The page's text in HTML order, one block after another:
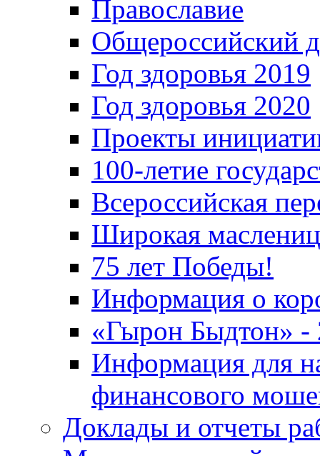
Православие
Общероссийский
Год здоровья 2019
Год здоровья 2020
Проекты
100-летие
Всероссийская
Широкая
75 лет Победы!
Информация о
«Гырон Быдтон» -
Информация для
финансового
Доклады и отчеты